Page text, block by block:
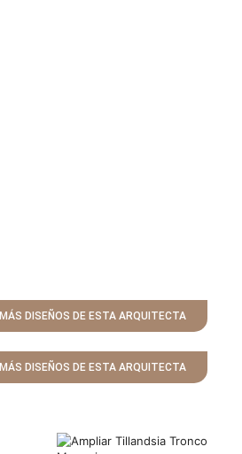
DISEÑOS DE ESTA ARQUITECTA
DISEÑOS DE ESTA ARQUITECTA